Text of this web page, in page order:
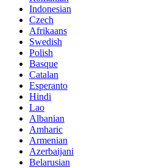
Indonesian
Czech
Afrikaans
Swedish
Polish
Basque
Catalan
Esperanto
Hindi
Lao
Albanian
Amharic
Armenian
Azerbaijani
Belarusian